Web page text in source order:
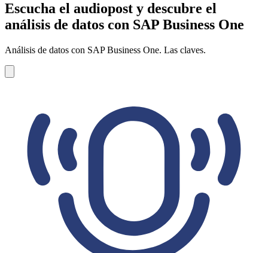
Escucha el audiopost y descubre el
análisis de datos con SAP Business One
Análisis de datos con SAP Business One. Las claves.